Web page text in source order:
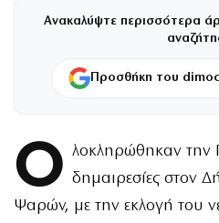
Ανακαλύψτε περισσότερα
Προσθήκη του
Ο λοκληρώθηκαν την
δημαιρεσίες στον
Ψαρών, με την εκλογή του